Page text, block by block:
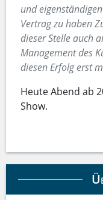
und
Vertrag zu haben
dieser Stelle auch
Management des
diesen Erfolg erst
Heute Abend ab
Show.